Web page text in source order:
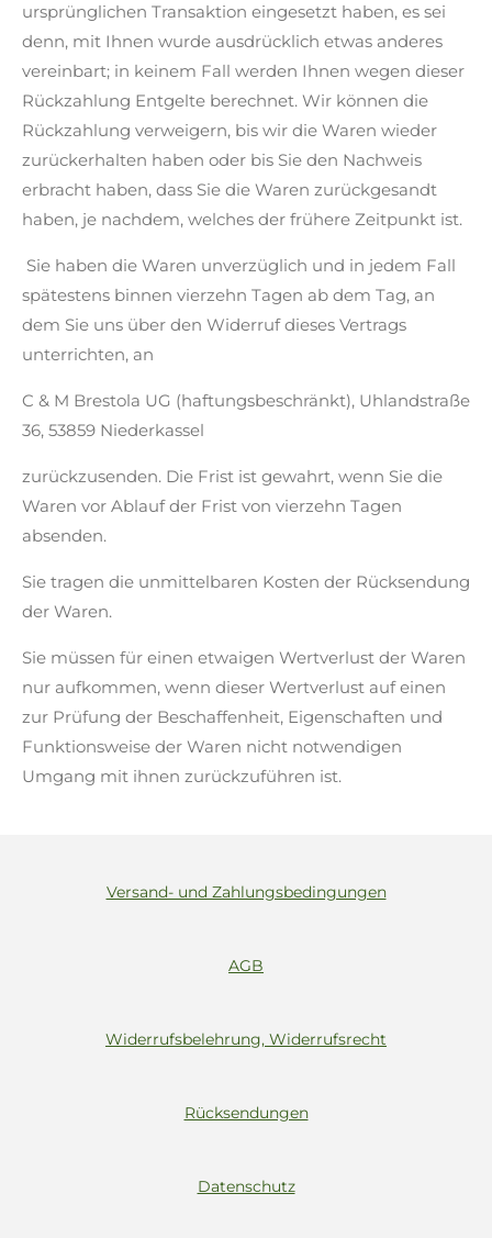
ursprünglichen Transaktion eingesetzt haben, es sei
denn, mit Ihnen wurde ausdrücklich etwas anderes
vereinbart; in keinem Fall werden Ihnen wegen dieser
Rückzahlung Entgelte berechnet. Wir können die
Rückzahlung verweigern, bis wir die Waren wieder
zurückerhalten haben oder bis Sie den Nachweis
erbracht haben, dass Sie die Waren zurückgesandt
haben, je nachdem, welches der frühere Zeitpunkt ist.
Sie haben die Waren unverzüglich und in jedem Fall
spätestens binnen vierzehn Tagen ab dem Tag, an
dem Sie uns über den Widerruf dieses Vertrags
unterrichten, an
C & M Brestola UG (haftungsbeschränkt), Uhlandstraße
36, 53859 Niederkassel
zurückzusenden. Die Frist ist gewahrt, wenn Sie die
Waren vor Ablauf der Frist von vierzehn Tagen
absenden.
Sie tragen die unmittelbaren Kosten der Rücksendung
der Waren.
Sie müssen für einen etwaigen Wertverlust der Waren
nur aufkommen, wenn dieser Wertverlust auf einen
zur Prüfung der Beschaffenheit, Eigenschaften und
Funktionsweise der Waren nicht notwendigen
Umgang mit ihnen zurückzuführen ist.
Versand- und Zahlungsbedingungen
AGB
Widerrufsbelehrung, Widerrufsrecht
Rücksendungen
Datenschutz